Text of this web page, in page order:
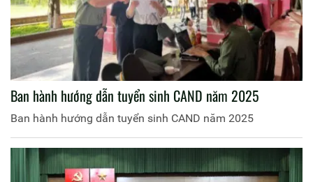
Ban hành hướng dẫn tuyển sinh CAND năm 2025
Ban hành hướng dẫn tuyển sinh CAND năm 2025